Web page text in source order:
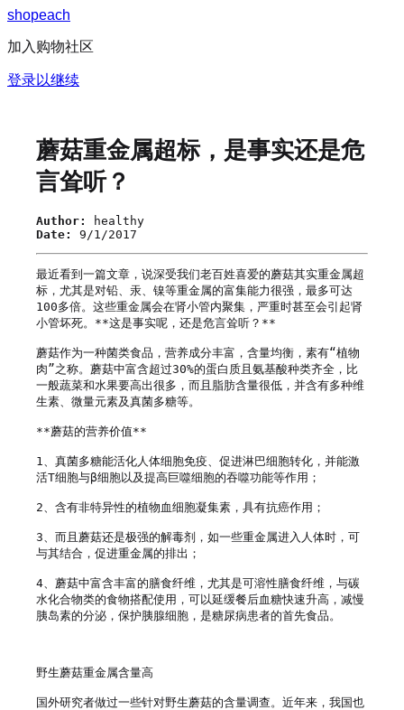
shopeach
加入购物社区
登录以继续
蘑菇重金属超标，是事实还是危
言耸听？
Author:
healthy
Date:
9/1/2017
最近看到一篇文章，说深受我们老百姓喜爱的蘑菇其实重金属超
标，尤其是对铅、汞、镍等重金属的富集能力很强，最多可达
100多倍。这些重金属会在肾小管内聚集，严重时甚至会引起肾
小管坏死。**这是事实呢，还是危言耸听？**
蘑菇作为一种菌类食品，营养成分丰富，含量均衡，素有“植物
肉”之称。蘑菇中富含超过30%的蛋白质且氨基酸种类齐全，比
一般蔬菜和水果要高出很多，而且脂肪含量很低，并含有多种维
生素、微量元素及真菌多糖等。
**蘑菇的营养价值**
1、真菌多糖能活化人体细胞免疫、促进淋巴细胞转化，并能激
活T细胞与β细胞以及提高巨噬细胞的吞噬功能等作用；
2、含有非特异性的植物血细胞凝集素，具有抗癌作用；
3、而且蘑菇还是极强的解毒剂，如一些重金属进入人体时，可
与其结合，促进重金属的排出；
4、蘑菇中富含丰富的膳食纤维，尤其是可溶性膳食纤维，与碳
水化合物类的食物搭配使用，可以延缓餐后血糖快速升高，减慢
胰岛素的分泌，保护胰腺细胞，是糖尿病患者的首先食品。
野生蘑菇重金属含量高
国外研究者做过一些针对野生蘑菇的含量调查。近年来，我国也